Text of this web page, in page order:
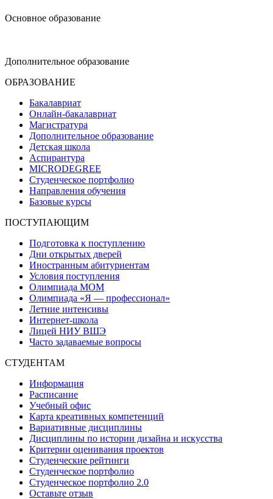
Основное образование
Дополнительное образование
ОБРАЗОВАНИЕ
Бакалавриат
Онлайн-бакалавриат
Магистратура
Дополнительное образование
Детская школа
Аспирантура
MICRODEGREE
Студенческое портфолио
Направления обучения
Базовые курсы
ПОСТУПАЮЩИМ
Подготовка к поступлению
Дни открытых дверей
Иностранным абитуриентам
Условия поступления
Олимпиада МОМ
Олимпиада «Я — профессионал»
Летние интенсивы
Интернет-школа
Лицей НИУ ВШЭ
Часто задаваемые вопросы
СТУДЕНТАМ
Информация
Расписание
Учебный офис
Карта креативных компетенций
Вариативные дисциплины
Дисциплины по истории дизайна и искусства
Критерии оценивания проектов
Студенческие рейтинги
Студенческое портфолио
Студенческое портфолио 2.0
Оставьте отзыв